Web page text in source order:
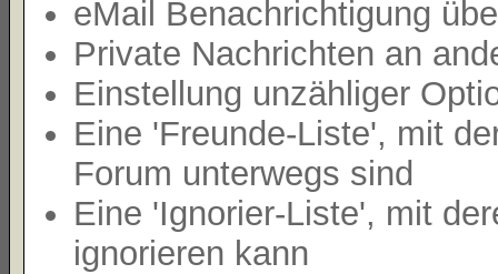
eMail Benachrichtigung
Private Nachrichten an
Einstellung unzähliger
Eine 'Freunde-Liste', mit
Forum unterwegs sind
Eine 'Ignorier-Liste', mit
ignorieren kann